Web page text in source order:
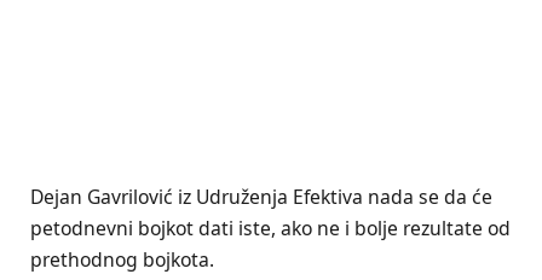
Dejan Gavrilović iz Udruženja Efektiva nada se da će
petodnevni bojkot dati iste, ako ne i bolje rezultate od
prethodnog bojkota.